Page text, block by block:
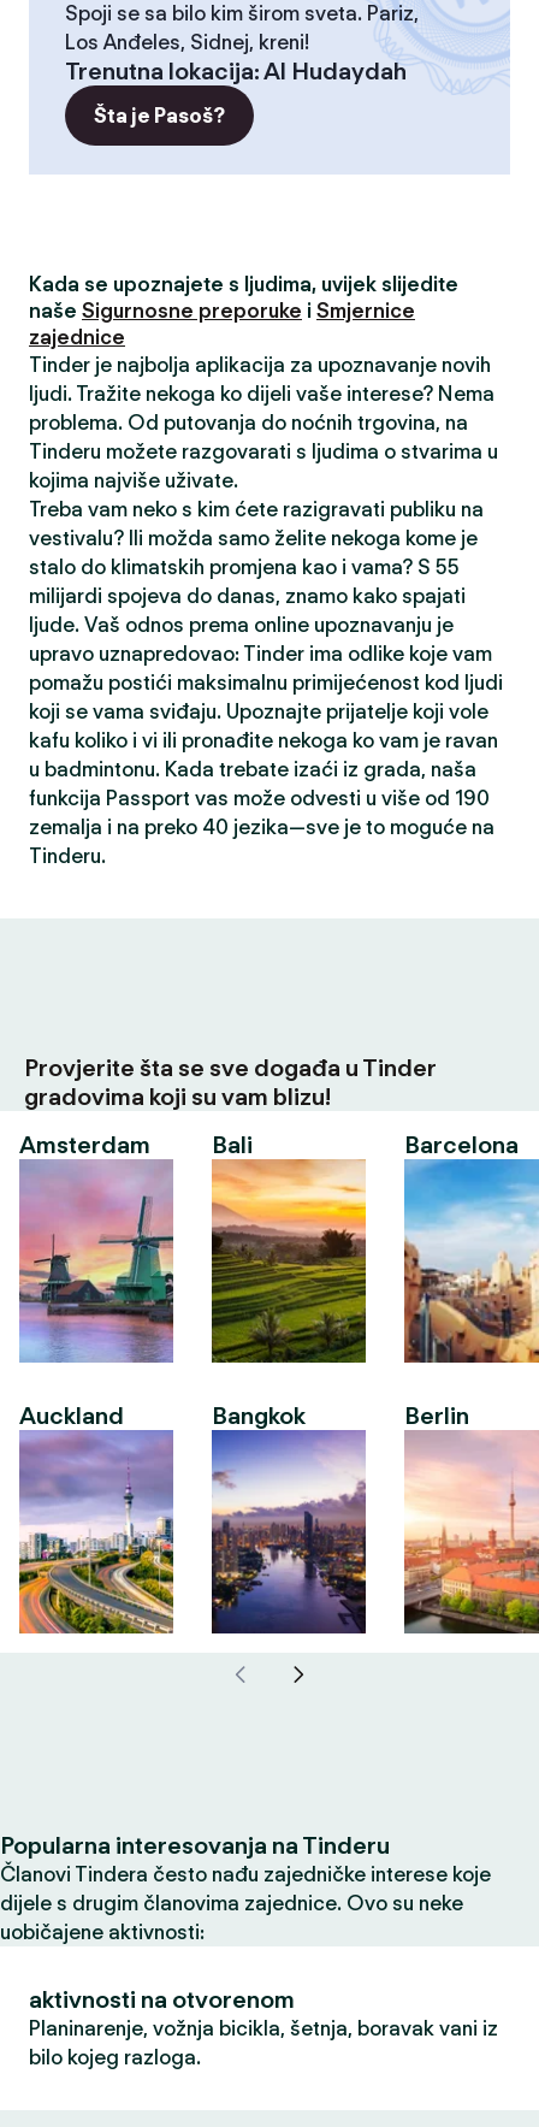
Spoji se sa bilo kim širom sveta. Pariz,
Los Anđeles, Sidnej, kreni!
Trenutna lokacija:Al Hudaydah
Šta je Pasoš?
Kada se upoznajete s ljudima, uvijek slijedite
naše Sigurnosne preporuke i Smjernice
zajednice
Tinder je najbolja aplikacija za upoznavanje novih
ljudi. Tražite nekoga ko dijeli vaše interese? Nema
problema. Od putovanja do noćnih trgovina, na
Tinderu možete razgovarati s ljudima o stvarima u
kojima najviše uživate.
Treba vam neko s kim ćete razigravati publiku na
vestivalu? Ili možda samo želite nekoga kome je
stalo do klimatskih promjena kao i vama? S 55
milijardi spojeva do danas, znamo kako spajati
ljude. Vaš odnos prema online upoznavanju je
upravo uznapredovao: Tinder ima odlike koje vam
pomažu postići maksimalnu primijećenost kod ljudi
koji se vama sviđaju. Upoznajte prijatelje koji vole
kafu koliko i vi ili pronađite nekoga ko vam je ravan
u badmintonu. Kada trebate izaći iz grada, naša
funkcija Passport vas može odvesti u više od 190
zemalja i na preko 40 jezika—sve je to moguće na
Tinderu.
Provjerite šta se sve događa u Tinder
gradovima koji su vam blizu!
Amsterdam
Auckland
Bali
Bangkok
Barcelona
Berlin
Popularna interesovanja na Tinderu
Članovi Tindera često nađu zajedničke interese koje
dijele s drugim članovima zajednice. Ovo su neke
uobičajene aktivnosti:
aktivnosti na otvorenom
Planinarenje, vožnja bicikla, šetnja, boravak vani iz
bilo kojeg razloga.